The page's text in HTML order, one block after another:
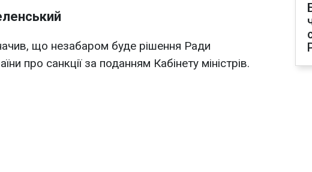
що незабаром буде рішення Ради
про санкції за поданням Кабінету міністрів.